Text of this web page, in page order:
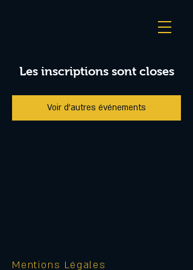
Les inscriptions sont closes
Voir d'autres événements
Mentions Légales